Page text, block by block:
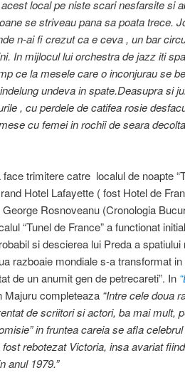
local pe niste scari nesfarsite si
se striveau pana sa poata trece.
n-ai fi crezut ca e ceva , un bar
In mijlocul lui orchestra de jazz iti
ce la mesele care o inconjurau se
undeva in spate.Deasupra si
, cu perdele de catifea rosie
cu femei in rochii de seara
trimitere catre localul de noapte
Hotel Lafayette ( fost Hotel de
Rosnoveanu (Cronologia
“Tunel de France” a functionat
si descierea lui Preda a
razboaie mondiale s-a transformat
de un anumit gen de petrecareti”. In
Majuru completeaza “Intre cele doua
de scriitori si actori, ba mai mult,
in fruntea careia se afla
rebotezat Victoria, insa avariat
anul 1979.”